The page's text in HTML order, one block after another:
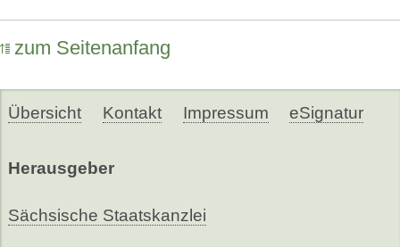
zum Seitenanfang
Übersicht Kontakt Impressum eSignatur
Herausgeber
Sächsische Staatskanzlei